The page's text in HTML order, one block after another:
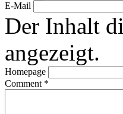
E-Mail
Der Inhalt
angezeigt.
Homepage
Comment *